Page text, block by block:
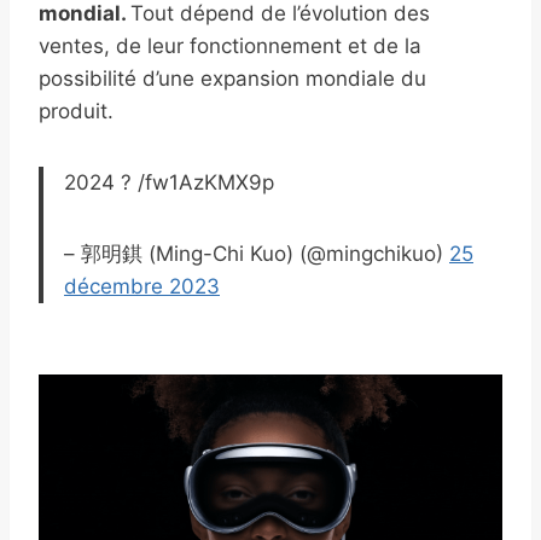
mondial. Tout dépend de l’évolution des
ventes, de leur fonctionnement et de la
possibilité d’une expansion mondiale du
produit.
2024 ? /fw1AzKMX9p
– 郭明錤 (Ming-Chi Kuo) (@mingchikuo) 25
décembre 2023